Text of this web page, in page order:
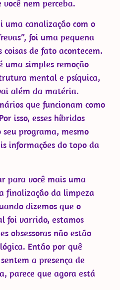
nem perceba.
uma canalização com o
foi uma pequena
coisas de fato acontecem.
uma simples remoção
mental e psíquica,
além da matéria.
que funcionam como
isso, esses híbridos
programa, mesmo
informações do topo da
para você mais uma
finalização da limpeza
dizemos que o
foi varrido, estamos
obsessoras não estão
Então por quê
a presença de
parece que agora está